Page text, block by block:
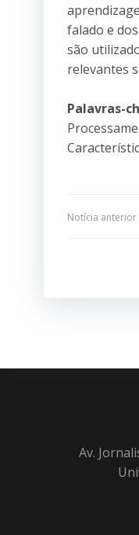
falado e
são
relevantes
Palavras-
Post
Notícia anterior
Av.